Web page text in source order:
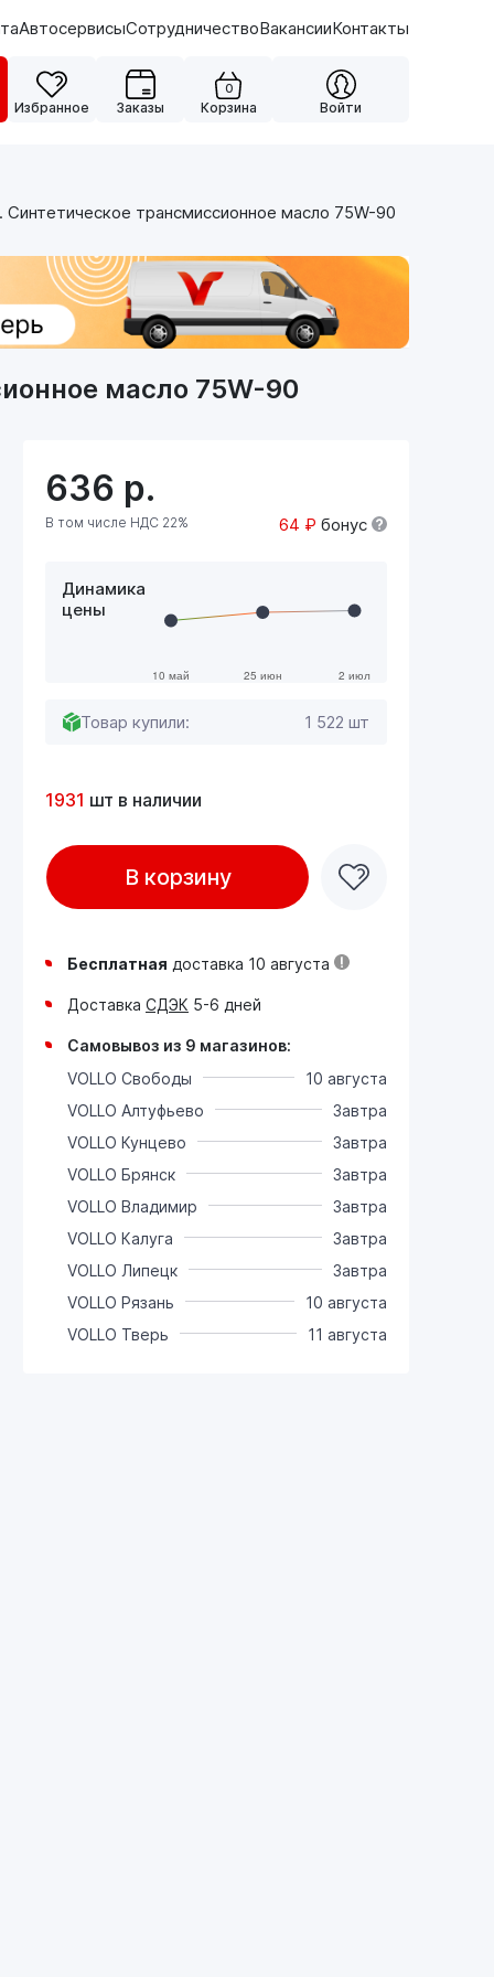
АвтосервисыСотрудничествоВакансииКонтакты
Избранное Заказы
0
Корзина Войти
Синтетическое трансмиссионное масло 75W-90
масло 75W-90
636 р.
В том числе НДС 22% 64 ₽ бонус
Динамика
цены
Товар купили: 1 522 шт
1931 шт в наличии
В корзину
Бесплатная доставка 10 августа
Доставка СДЭК 5-6 дней
Самовывоз из 9 магазинов:
VOLLO Свободы
10 августа
VOLLO Алтуфьево
Завтра
VOLLO Кунцево
Завтра
VOLLO Брянск
Завтра
VOLLO Владимир
Завтра
VOLLO Калуга
Завтра
VOLLO Липецк
Завтра
VOLLO Рязань
10 августа
VOLLO Тверь
11 августа